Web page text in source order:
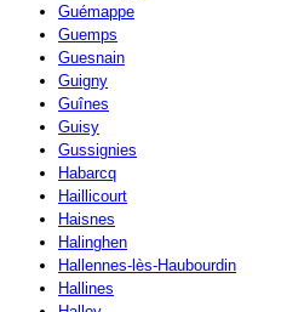
Guémappe
Guemps
Guesnain
Guigny
Guînes
Guisy
Gussignies
Habarcq
Haillicourt
Haisnes
Halinghen
Hallennes-lès-Haubourdin
Hallines